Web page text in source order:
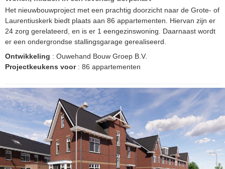
Het nieuwbouwproject met een prachtig doorzicht naar de Grote- of
Laurentiuskerk biedt plaats aan 86 appartementen. Hiervan zijn er
24 zorg gerelateerd, en is er 1 eengezinswoning. Daarnaast wordt
er een ondergrondse stallingsgarage gerealiseerd.
Ontwikkeling : Ouwehand Bouw Groep B.V.
Projectkeukens voor: 86 appartementen